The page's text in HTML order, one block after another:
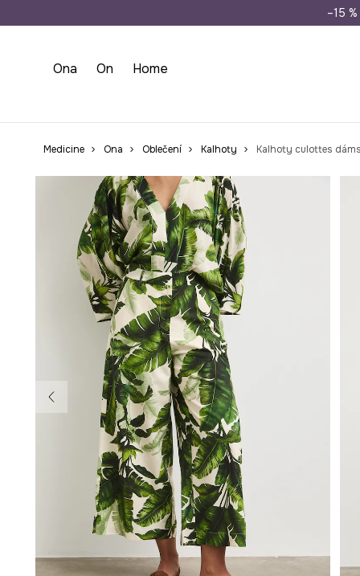
Doprava zdarma
–15
Ona On Home
Medicine Ona Oblečení Kalhoty Kalhoty culottes